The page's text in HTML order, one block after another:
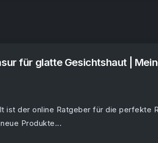
für glatte Gesichtshaut |
ist der online Ratgeber für die perfekte
Produkte...